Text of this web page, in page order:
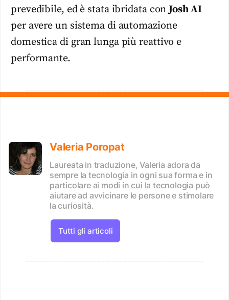
prevedibile, ed è stata ibridata conJosh AI
per avere un sistema di automazione
domestica di gran lunga più reattivo e
performante.
Valeria Poropat
Laureata in traduzione, Valeria adora da
sempre la tecnologia in ogni sua forma e in
particolare ai modi in cui la tecnologia può
aiutare ad avvicinare le persone e stimolare
la curiosità.
Tutti gli articoli